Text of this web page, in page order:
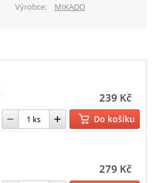
Výrobce
MIKADO
239 Kč
Do košíku
279 Kč